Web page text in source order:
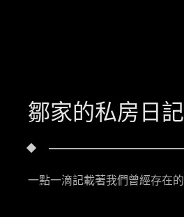
鄒家的私房日記
一點一滴記載著我們曾經存在